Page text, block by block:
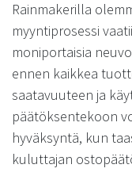
Rainmakerilla
myyntiprosessi
moniportaisia
ennen kaikkea
saatavuuteen ja
päätöksentekoon
hyväksyntä, kun
kuluttajan